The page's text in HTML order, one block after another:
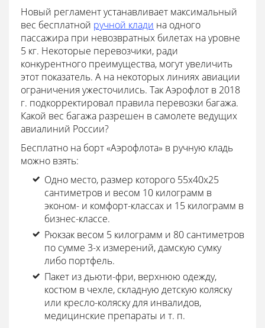
Новый регламент устанавливает максимальный
вес бесплатной ручной клади на одного
пассажира при невозвратных билетах на уровне
5 кг. Некоторые перевозчики, ради
конкурентного преимущества, могут увеличить
этот показатель. А на некоторых линиях авиации
ограничения ужесточились. Так Аэрофлот в 2018
г. подкорректировал правила перевозки багажа.
Какой вес багажа разрешен в самолете ведущих
авиалиний России?
Бесплатно на борт «Аэрофлота» в ручную кладь
можно взять:
Одно место, размер которого 55х40х25
сантиметров и весом 10 килограмм в
эконом- и комфорт-классах и 15 килограмм в
бизнес-классе.
Рюкзак весом 5 килограмм и 80 сантиметров
по сумме 3-х измерений, дамскую сумку
либо портфель.
Пакет из дьюти-фри, верхнюю одежду,
костюм в чехле, складную детскую коляску
или кресло-коляску для инвалидов,
медицинские препараты и т. п.